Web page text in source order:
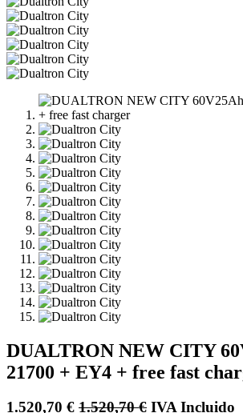
DUALTRON NEW CITY
21700 + EY4 + free fast
1.520,70 € 1.520,70€ IVA Incluido